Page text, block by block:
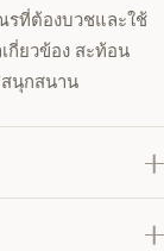
รที่ต้องบวชและใช้
กี่ยวข้อง สะท้อน
สนุกสนาน